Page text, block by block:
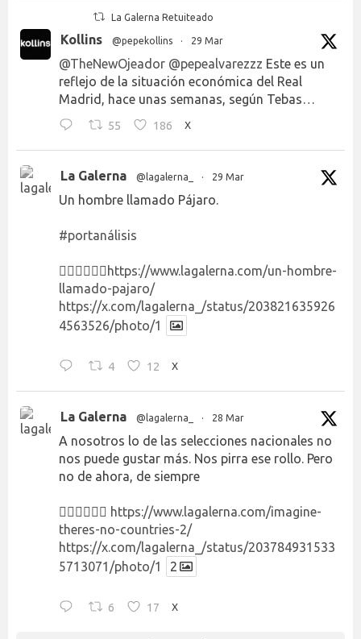
La Galerna Retuiteado
Kollins @pepekollins · 29 Mar
@TheNewOjeador @pepealvarezzz Este es un
reflejo de la situación económica del Real
Madrid, hace unas semanas, según Tebas…
55 186 X
La Galerna @lagalerna_ · 29 Mar
Un hombre llamado Pájaro.
#portanálisis
👉🏻👉🏻👉🏻 https://www.lagalerna.com/un-hombre-
llamado-pajaro/
https://x.com/lagalerna_/status/203821635926
4563526/photo/1
4 12 X
La Galerna @lagalerna_ · 28 Mar
A nosotros lo de las selecciones nacionales no
nos puede gustar más. Nos pirra ese rollo. Pero
no de ahora, de siempre
👉🏻👉🏻👉🏻 https://www.lagalerna.com/imagine-
theres-no-countries-2/
https://x.com/lagalerna_/status/203784931533
5713071/photo/1
2
6 17 X